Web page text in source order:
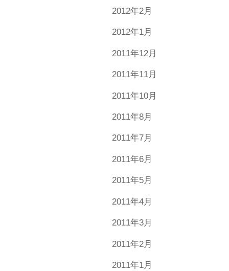
2012年2月
2012年1月
2011年12月
2011年11月
2011年10月
2011年8月
2011年7月
2011年6月
2011年5月
2011年4月
2011年3月
2011年2月
2011年1月